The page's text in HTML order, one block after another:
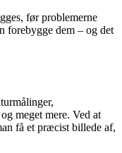
før problemerne
forebygge dem – og det
meget mere. Ved at
få et præcist billede af,